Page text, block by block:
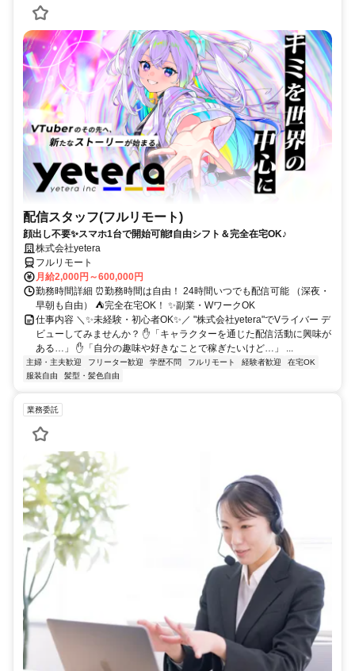
配信スタッフ(フルリモート)
顔出し不要✨スマホ1台で開始可能❗自由シフト＆完全在宅OK♪
株式会社yetera
フルリモート
月給2,000円～600,000円
勤務時間詳細 ⏰勤務時間は自由！ 24時間いつでも配信可能 （深夜・
早朝も自由） ⛺完全在宅OK！ ✨副業・WワークOK
仕事内容 ＼✨未経験・初心者OK✨／ "株式会社yetera"でVライバー デ
ビューしてみませんか？ ✋「キャラクターを通じた配信活動に興味が
ある…」 ✋「自分の趣味や好きなことで稼ぎたいけど…」 ...
主婦・主夫歓迎 フリーター歓迎 学歴不問 フルリモート 経験者歓迎
在宅OK
服装自由
髪型・髪色自由
業務委託